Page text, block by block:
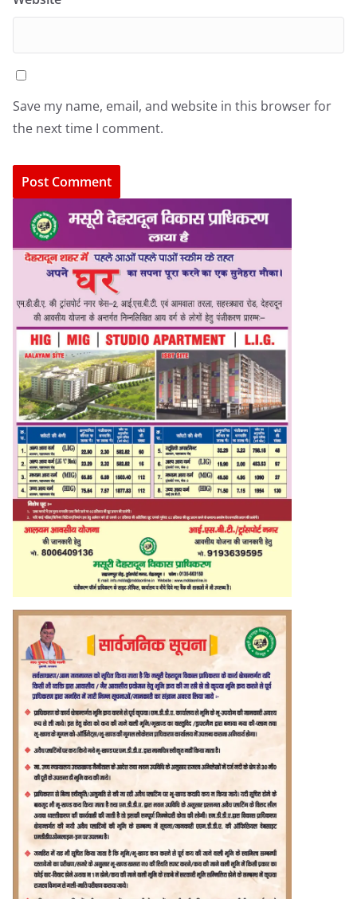
Save my name, email, and website in this browser for
the next time I comment.